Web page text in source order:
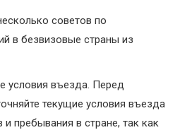
советов по
в безвизовые страны из
условия въезда. Перед
текущие условия въезда
и пребывания в стране, так как